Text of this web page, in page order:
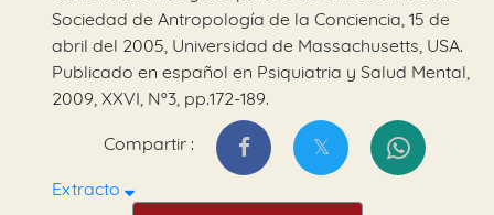
Sociedad de Antropología de la Conciencia, 15 de
abril del 2005, Universidad de Massachusetts, USA.
Publicado en español en Psiquiatria y Salud Mental,
2009, XXVI, Nº3, pp.172-189.
Compartir :
Extracto